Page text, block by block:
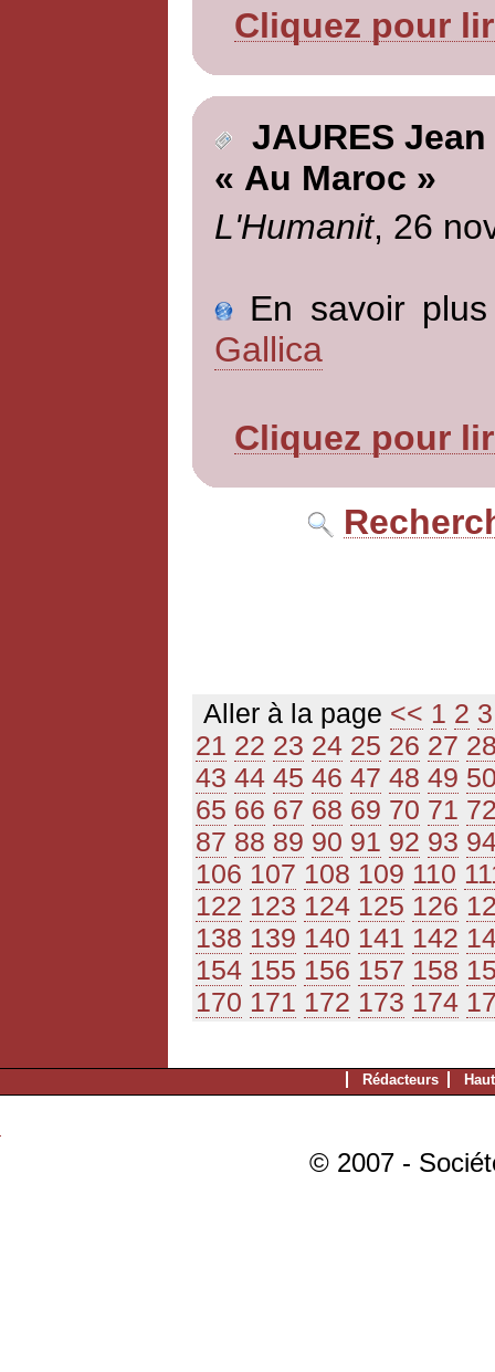
Cliquez pour
JAURES Jean
« Au Maroc »
L'Humanit, 26
En savoir
Gallica
Cliquez pour
Aller à la page << 1 2 3
21 22 23 24 25 26 27
43 44 45 46 47 48 49
65 66 67 68 69 70 71
87 88 89 90 91 92 93
106 107 108 109 110
122 123 124 125 126
138 139 140 141 142
154 155 156 157 158
170 171 172 173 174
Rédacteurs
© 2007 -